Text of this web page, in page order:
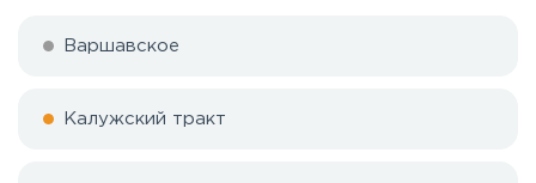
Варшавское
Калужский тракт